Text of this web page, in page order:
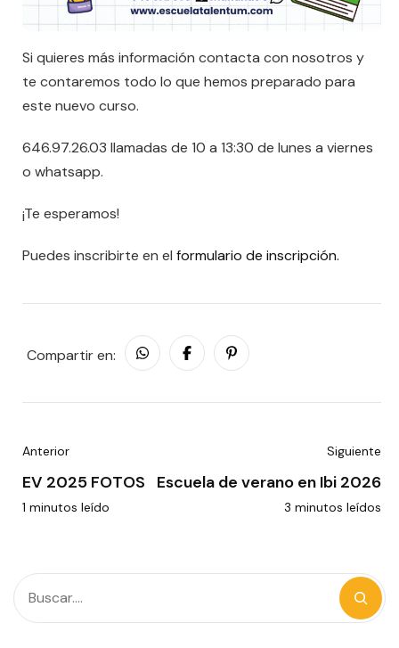
Si quieres más información contacta con nosotros y
te contaremos todo lo que hemos preparado para
este nuevo curso.
646.97.26.03 llamadas de 10 a 13:30 de lunes a viernes
o whatsapp.
¡Te esperamos!
Puedes inscribirte en el formulario de inscripción.
Compartir en:
Anterior
EV 2025 FOTOS
1 minutos leído
Siguiente
Escuela de verano en Ibi 2026
3 minutos leídos